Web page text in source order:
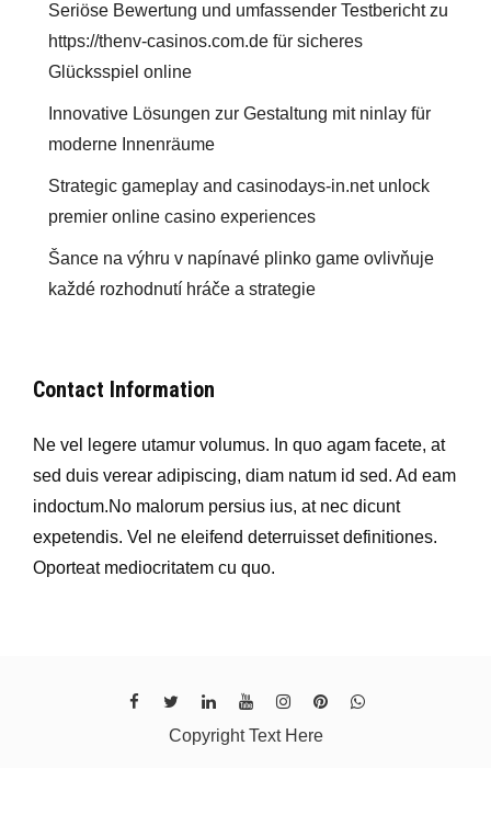
Seriöse Bewertung und umfassender Testbericht zu
https://thenv-casinos.com.de für sicheres
Glücksspiel online
Innovative Lösungen zur Gestaltung mit ninlay für
moderne Innenräume
Strategic gameplay and casinodays-in.net unlock
premier online casino experiences
Šance na výhru v napínavé plinko game ovlivňuje
každé rozhodnutí hráče a strategie
Contact Information
Ne vel legere utamur volumus. In quo agam facete, at
sed duis verear adipiscing, diam natum id sed. Ad eam
indoctum.No malorum persius ius, at nec dicunt
expetendis. Vel ne eleifend deterruisset definitiones.
Oporteat mediocritatem cu quo.
Copyright Text Here